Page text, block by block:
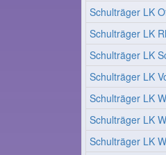
Schulträger LK
Schulträger LK
Schulträger LK
Schulträger LK
Schulträger LK
Schulträger LK
Schulträger LK